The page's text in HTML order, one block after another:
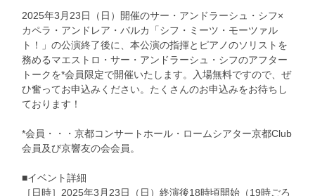
2025年3月23日（日）開催のサー・アンドラーシュ・シフ×
カペラ・アンドレア・バルカ「シフ・ミーツ・モーツァル
ト！」の公演終了後に、本公演の指揮とピアノのソリストを
務めるマエストロ・サー・アンドラーシュ・シフのアフター
トークを*会員限定で開催いたします。入場無料ですので、ぜ
ひ奮ってお申込みください。たくさんのお申込みをお待ちし
ております！
*会員・・・京都コンサートホール・ロームシアター京都Club
会員及び京響友の会会員。
■イベント詳細
［日時］2025年3月23日（日）終演後18時頃開始（19時ごろ